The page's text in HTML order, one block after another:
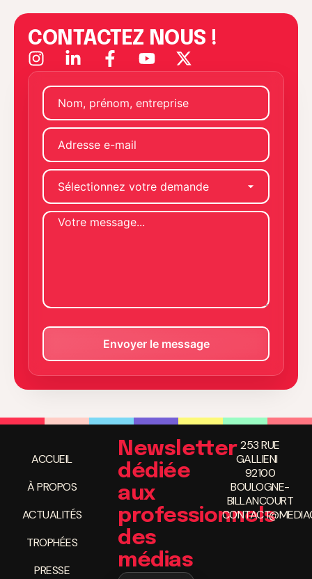
CONTACTEZ NOUS !
ACCUEIL
À PROPOS
ACTUALITÉS
TROPHÉES
PRESSE
Newsletter
dédiée
aux
professionnels
des
médias
253 RUE
GALLIENI
92100
BOULOGNE-
BILLANCOURT